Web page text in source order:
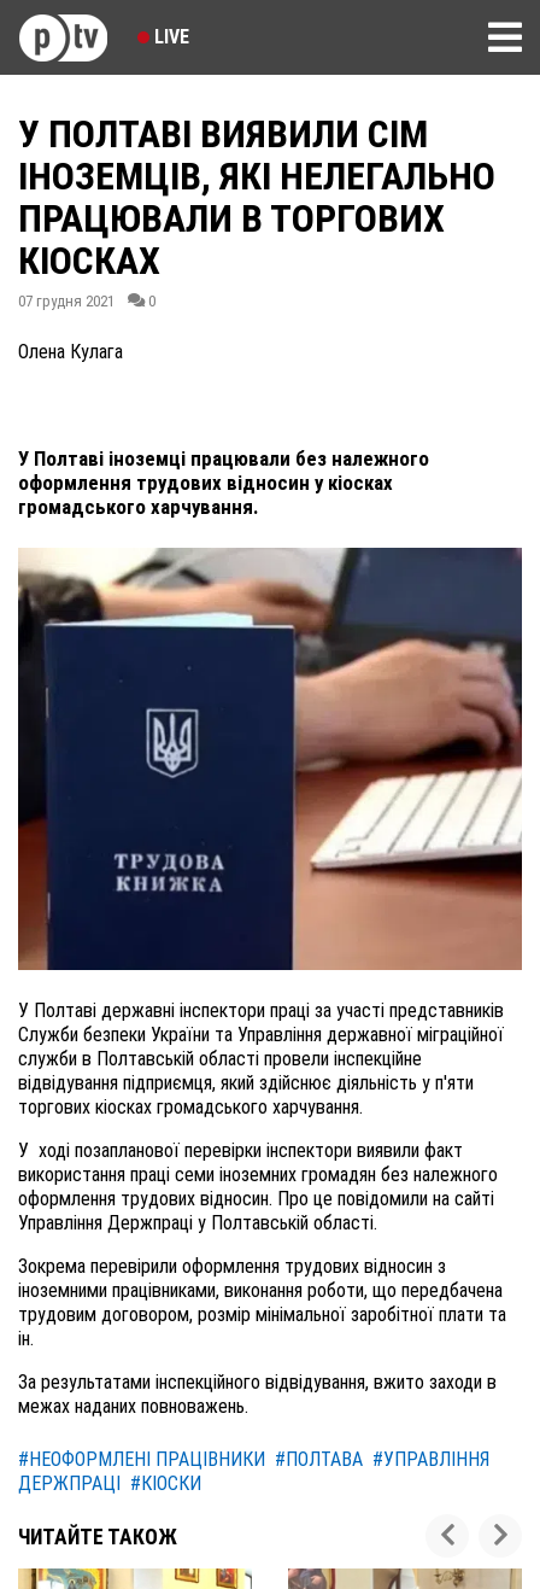
LIVE
У ПОЛТАВІ ВИЯВИЛИ СІМ
ІНОЗЕМЦІВ, ЯКІ НЕЛЕГАЛЬНО
ПРАЦЮВАЛИ В ТОРГОВИХ
КІОСКАХ
07 грудня 2021 0
Олена Кулага
У Полтаві іноземці працювали без належного
оформлення трудових відносин у кіосках
громадського харчування.
У Полтаві державні інспектори праці за участі представників
Служби безпеки України та Управління державної міграційної
служби в Полтавській області провели інспекційне
відвідування підприємця, який здійснює діяльність у п'яти
торгових кіосках громадського харчування.
У ході позапланової перевірки інспектори виявили факт
використання праці семи іноземних громадян без належного
оформлення трудових відносин. Про це повідомили на сайті
Управління Держпраці у Полтавській області.
Зокрема перевірили оформлення трудових відносин з
іноземними працівниками, виконання роботи, що передбачена
трудовим договором, розмір мінімальної заробітної плати та
ін.
За результатами інспекційного відвідування, вжито заходи в
межах наданих повноважень.
#НЕОФОРМЛЕНІ ПРАЦІВНИКИ #ПОЛТАВА #УПРАВЛІННЯ
ДЕРЖПРАЦІ #КІОСКИ
ЧИТАЙТЕ ТАКОЖ